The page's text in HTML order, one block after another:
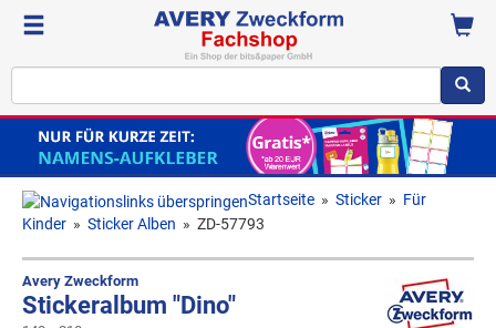
Startseite » Sticker » Für
Kinder » Sticker Alben » ZD-57793
Avery Zweckform
Stickeralbum "Dino"